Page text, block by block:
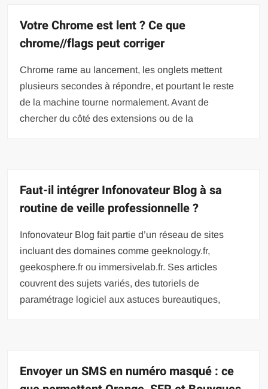
Votre Chrome est lent ? Ce que
chrome//flags peut corriger
Chrome rame au lancement, les onglets mettent
plusieurs secondes à répondre, et pourtant le reste
de la machine tourne normalement. Avant de
chercher du côté des extensions ou de la
Faut-il intégrer Infonovateur Blog à sa
routine de veille professionnelle ?
Infonovateur Blog fait partie d’un réseau de sites
incluant des domaines comme geeknology.fr,
geekosphere.fr ou immersivelab.fr. Ses articles
couvrent des sujets variés, des tutoriels de
paramétrage logiciel aux astuces bureautiques,
Envoyer un SMS en numéro masqué : ce